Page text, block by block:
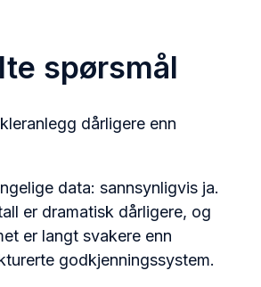
spørsmål
dårligere enn
data: sannsynligvis ja.
er dramatisk dårligere, og
er langt svakere enn
godkjenningssystem.